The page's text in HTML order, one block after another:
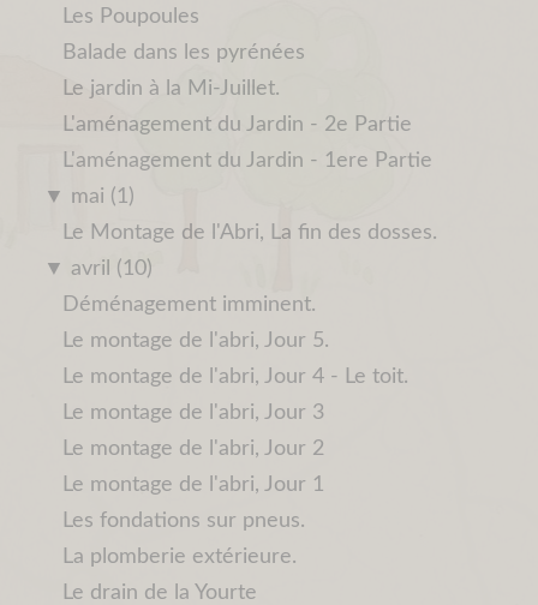
Les Poupoules
Balade dans les pyrénées
Le jardin à la Mi-Juillet.
L'aménagement du Jardin - 2e Partie
L'aménagement du Jardin - 1ere Partie
▼ mai (1)
Le Montage de l'Abri, La fin des dosses.
▼ avril (10)
Déménagement imminent.
Le montage de l'abri, Jour 5.
Le montage de l'abri, Jour 4 - Le toit.
Le montage de l'abri, Jour 3
Le montage de l'abri, Jour 2
Le montage de l'abri, Jour 1
Les fondations sur pneus.
La plomberie extérieure.
Le drain de la Yourte